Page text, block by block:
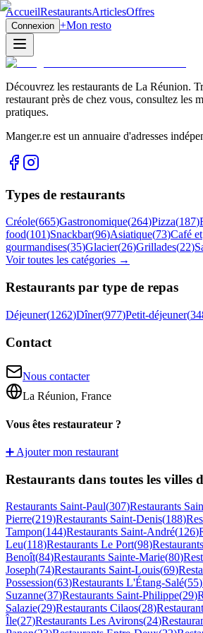
AccueilRestaurantsArticlesOffres
Connexion +Mon resto
Découvrez les restaurants de La Réunion.
restaurant près de chez vous, consultez les
pratiques.
Manger.re est un annuaire d'adresses
Types de restaurants
Créole(665)Gastronomique(264)Pizza(187)
food(101)Snackbar(96)Asiatique(73)Café et
gourmandises(35)Glacier(26)Grillades(22)
Voir toutes les catégories →
Restaurants par type de repas
Déjeuner(1262)Dîner(977)Petit-déjeuner(
Contact
Nous contacter
La Réunion, France
Vous êtes restaurateur ?
➕ Ajouter mon restaurant
Restaurants dans toutes les villes
Restaurants Saint-Paul(307)Restaurants
Pierre(219)Restaurants Saint-Denis(188)
Tampon(144)Restaurants Saint-André(126)
Leu(118)Restaurants Le Port(98)Restaurants
Benoît(84)Restaurants Sainte-Marie(80)
Joseph(74)Restaurants Saint-Louis(69)
Possession(63)Restaurants L'Étang-Salé(55)
Suzanne(37)Restaurants Saint-Philippe(29)
Salazie(29)Restaurants Cilaos(28)
Île(27)Restaurants Les Avirons(24)